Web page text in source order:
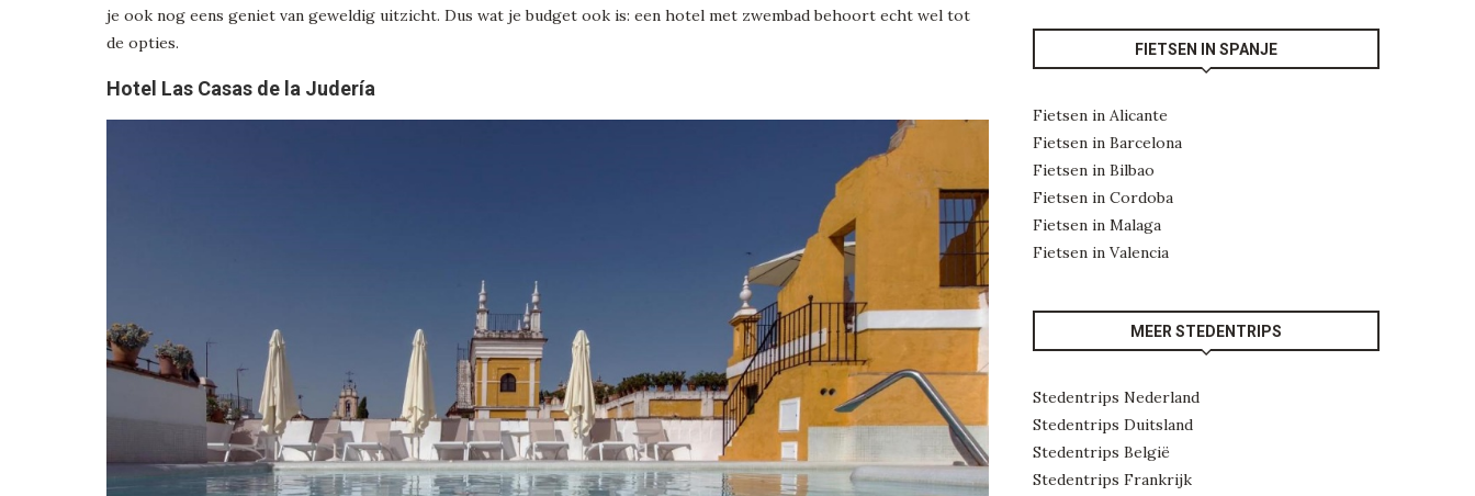
je ook nog eens geniet van geweldig uitzicht. Dus wat je budget ook is: een hotel met zwembad behoort echt wel tot
de opties.
Hotel Las Casas de la Judería
FIETSEN IN SPANJE
Fietsen in Alicante
Fietsen in Barcelona
Fietsen in Bilbao
Fietsen in Cordoba
Fietsen in Malaga
Fietsen in Valencia
MEER STEDENTRIPS
Stedentrips Nederland
Stedentrips Duitsland
Stedentrips België
Stedentrips Frankrijk